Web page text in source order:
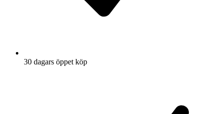
30 dagars öppet köp